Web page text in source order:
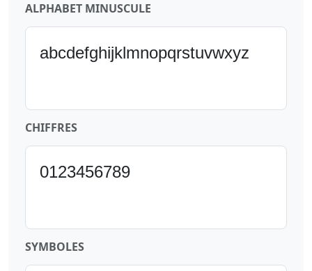
ALPHABET MINUSCULE
abcdefghijklmnopqrstuvwxyz
CHIFFRES
0123456789
SYMBOLES